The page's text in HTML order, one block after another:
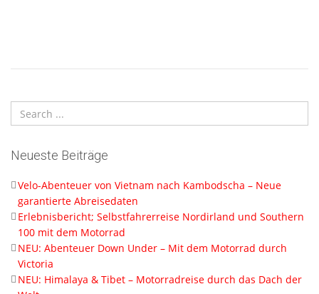
Neueste Beiträge
Velo-Abenteuer von Vietnam nach Kambodscha – Neue
garantierte Abreisedaten
Erlebnisbericht; Selbstfahrerreise Nordirland und Southern
100 mit dem Motorrad
NEU: Abenteuer Down Under – Mit dem Motorrad durch
Victoria
NEU: Himalaya & Tibet – Motorradreise durch das Dach der